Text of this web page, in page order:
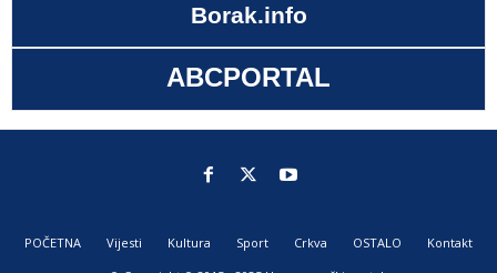
Borak.info
ABCPORTAL
POČETNA Vijesti Kultura Sport Crkva OSTALO
Kontakt